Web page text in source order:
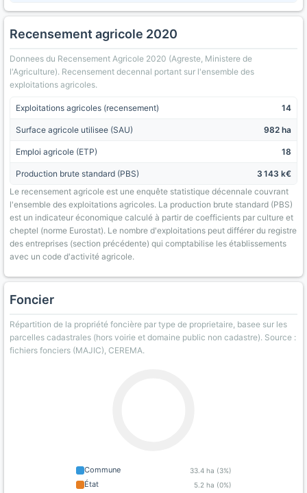
Recensement agricole 2020
Donnees du Recensement Agricole 2020 (Agreste, Ministere de
l'Agriculture). Recensement decennal portant sur l'ensemble des
exploitations agricoles.
Exploitations agricoles (recensement) 14
Surface agricole utilisee (SAU) 982 ha
Emploi agricole (ETP) 18
Production brute standard (PBS)
3 143 k€
Le recensement agricole est une enquête statistique décennale couvrant
l'ensemble des exploitations agricoles. La production brute standard (PBS)
est un indicateur économique calculé à partir de coefficients par culture et
cheptel (norme Eurostat). Le nombre d'exploitations peut différer du registre
des entreprises (section précédente) qui comptabilise les établissements
avec un code d'activité agricole.
Foncier
Répartition de la propriété foncière par type de proprietaire, basee sur les
parcelles cadastrales (hors voirie et domaine public non cadastre). Source :
fichiers fonciers (MAJIC), CEREMA.
Commune 33.4 ha (3%)
État 5.2 ha (0%)